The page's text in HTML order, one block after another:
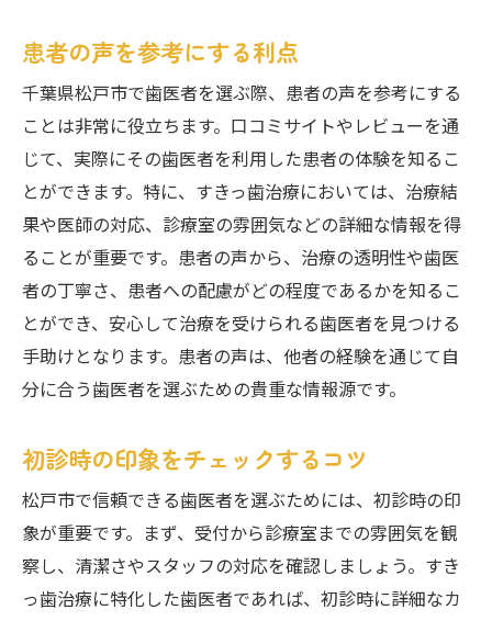
患者の声を参考にする利点
千葉県松戸市で歯医者を選ぶ際、患者の声を参考にする
ことは非常に役立ちます。口コミサイトやレビューを通
じて、実際にその歯医者を利用した患者の体験を知るこ
とができます。特に、すきっ歯治療においては、治療結
果や医師の対応、診療室の雰囲気などの詳細な情報を得
ることが重要です。患者の声から、治療の透明性や歯医
者の丁寧さ、患者への配慮がどの程度であるかを知るこ
とができ、安心して治療を受けられる歯医者を見つける
手助けとなります。患者の声は、他者の経験を通じて自
分に合う歯医者を選ぶための貴重な情報源です。
初診時の印象をチェックするコツ
松戸市で信頼できる歯医者を選ぶためには、初診時の印
象が重要です。まず、受付から診療室までの雰囲気を観
察し、清潔さやスタッフの対応を確認しましょう。すき
っ歯治療に特化した歯医者であれば、初診時に詳細なカ